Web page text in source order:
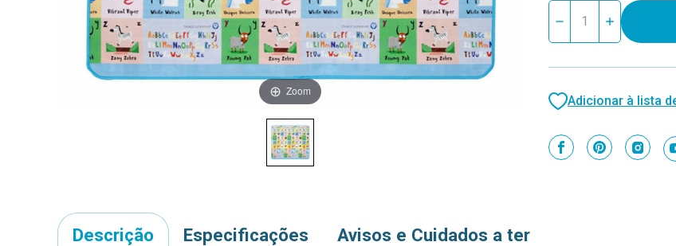
Zoom
Stock
Reduzir
de
Lionheart
Cidade/ABC
Prince
7710
Aumentar
quantidade
de
Lionheart
Cidade/ABC
Prince
7710
Adicionar à lista
Descrição Especificações Avisos e Cuidados a ter